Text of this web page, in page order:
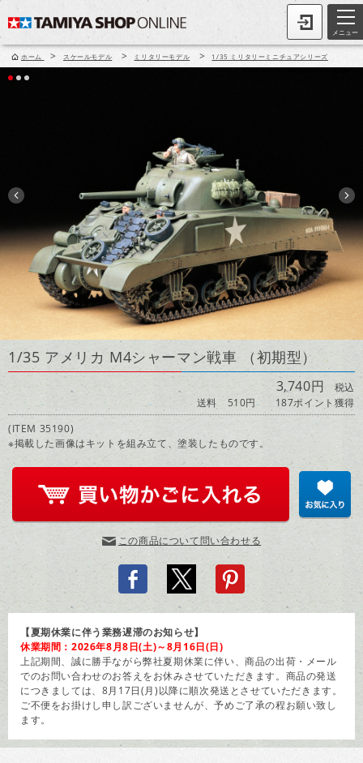
メニュー
ホーム > スケールモデル > ミリタリーモデル > 1/35 ミリタリーミニチュアシリーズ
1/35 アメリカ M4シャーマン戦車 （初期型）
3,740円 税込
送料 510円
187ポイント獲得
(ITEM 35190)
※掲載した画像はキットを組み立て、塗装したものです。
この商品について問い合わせる
【夏期休業に伴う業務遅滞のお知らせ】
休業期間：2026年8月8日(土)～8月16日(日)
上記期間、誠に勝手ながら弊社夏期休業に伴い、商品の出荷・メール
でのお問い合わせのお答えをお休みさせていただきます。商品の発送
につきましては、8月17日(月)以降に順次発送とさせていただきます。
ご不便をお掛けし申し訳ございませんが、予めご了承の程お願い致し
ます。